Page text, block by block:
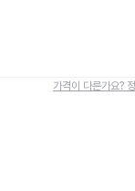
가격이 다른가요?